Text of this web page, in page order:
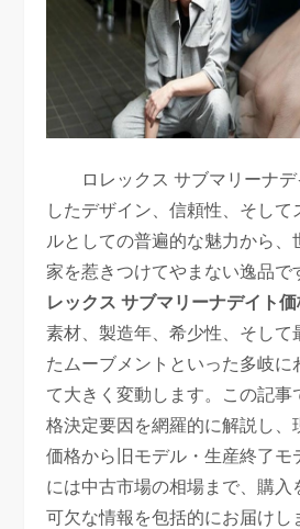
ロレックス サブマリーナ
したデザイン、信頼性、そして
ルとしての普遍的な魅力から、
家を惹きつけてやまない逸品で
レックス サブマリーナデイト価
素材、製造年、希少性、そして
たムーブメントといった多岐に
て大きく変動します。この記事
格決定要因を網羅的に解説し、
価格から旧モデル・生産終了モ
には中古市場の相場まで、購入
可欠な情報を包括的にお届けし